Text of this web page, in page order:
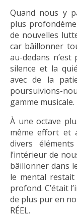
Quand nous y
plus
de nouvelles
car bâillonner
au-dedans
silence et la
avec de la
poursuivions-
gamme musicale.
À une octave
même effort et
divers
l’intérieur de
bâillonner dans
le mental
profond. C’était
de plus pur en
RÉEL.